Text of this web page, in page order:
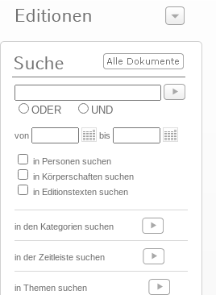
ODER UND
von bis
in Personen suchen
in Körperschaften suchen
in Editionstexten suchen
in den Kategorien suchen
in der Zeitleiste suchen
in Themen suchen